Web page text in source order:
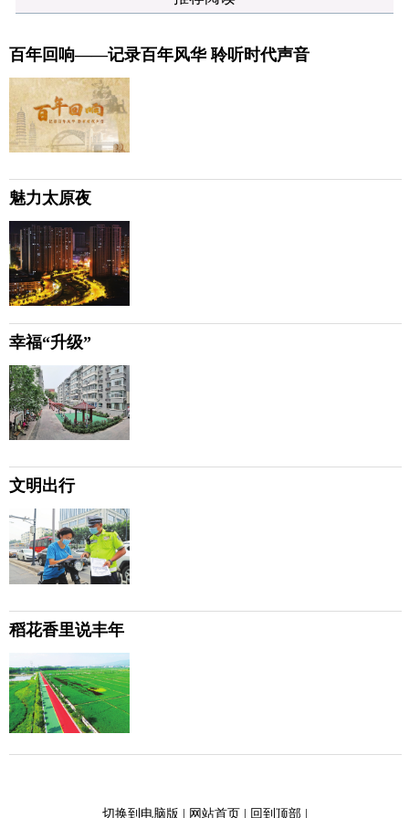
百年回响——记录百年风华 聆听时代声音
魅力太原夜
幸福“升级”
文明出行
稻花香里说丰年
切换到电脑版 网站首页 回到顶部|